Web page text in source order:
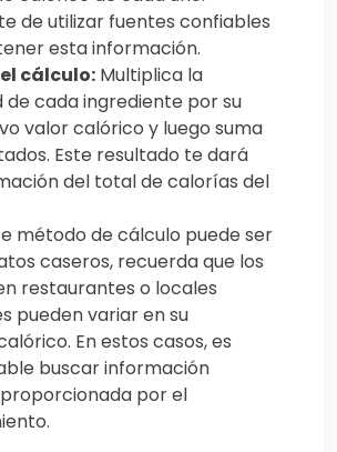
de utilizar fuentes confiables
esta información.
cálculo: Multiplica la
de cada ingrediente por su
valor calórico y luego suma
Este resultado te dará
del total de calorías del
método de cálculo puede ser
caseros, recuerda que los
restaurantes o locales
pueden variar en su
En estos casos, es
buscar información
por el